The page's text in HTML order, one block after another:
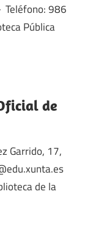
986
Pública
de
Garrido, 17,
de la